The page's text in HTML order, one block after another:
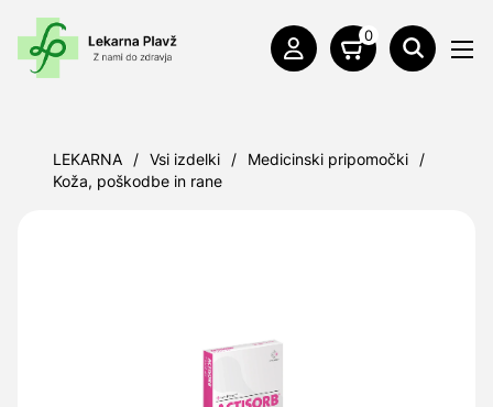
0
LEKARNA / Vsi izdelki / Medicinski pripomočki
/
Koža, poškodbe in rane